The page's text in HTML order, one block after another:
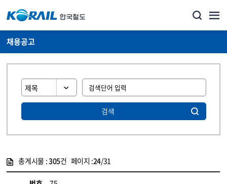
채용공고
검색
총게시물 :305건 페이지 :24/31